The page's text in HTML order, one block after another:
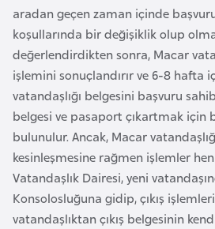
aradan geçen zaman içinde
koşullarında bir değişiklik olup
değerlendirdikten sonra, Macar
işlemini sonuçlandırır ve 6-8 hafta
vatandaşlığı belgesini başvuru
belgesi ve pasaport çıkartmak için
bulunulur. Ancak, Macar
kesinleşmesine rağmen işlemler
Vatandaşlık Dairesi, yeni
Konsolosluğuna gidip, çıkış
vatandaşlıktan çıkış belgesinin
l
i
F
i
n
a
d